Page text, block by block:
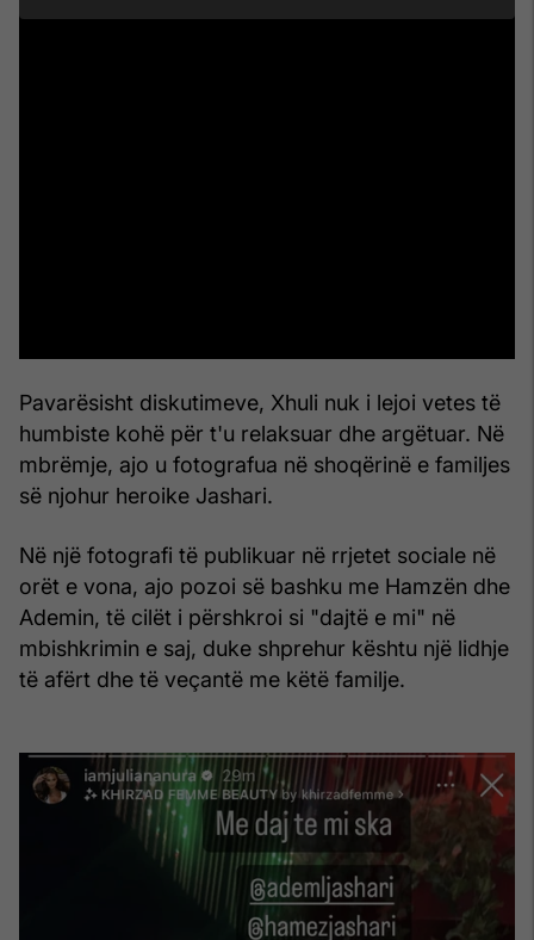
Pavarësisht diskutimeve, Xhuli nuk i lejoi vetes të
humbiste kohë për t'u relaksuar dhe argëtuar. Në
mbrëmje, ajo u fotografua në shoqërinë e familjes
së njohur heroike Jashari.
Në një fotografi të publikuar në rrjetet sociale në
orët e vona, ajo pozoi së bashku me Hamzën dhe
Ademin, të cilët i përshkroi si "dajtë e mi" në
mbishkrimin e saj, duke shprehur kështu një lidhje
të afërt dhe të veçantë me këtë familje.